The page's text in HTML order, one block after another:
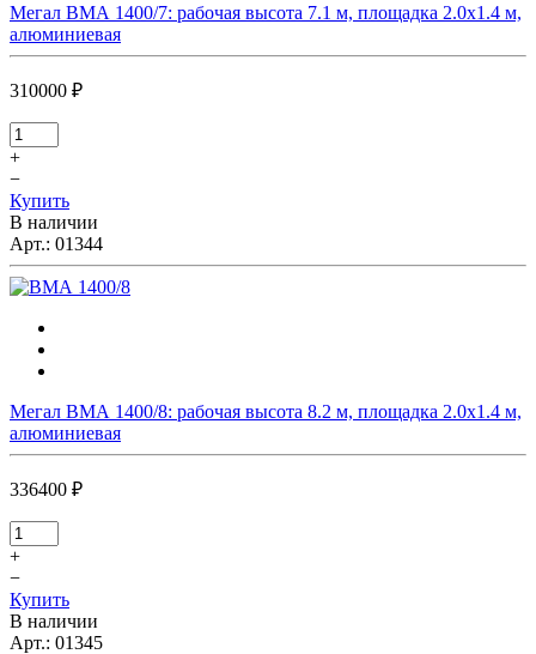
Мегал ВМА 1400/7: рабочая высота 7.1 м, площадка 2.0х1.4 м,
алюминиевая
310000 ₽
+
−
Купить
В наличии
Арт.: 01344
Мегал ВМА 1400/8: рабочая высота 8.2 м, площадка 2.0х1.4 м,
алюминиевая
336400 ₽
+
−
Купить
В наличии
Арт.: 01345